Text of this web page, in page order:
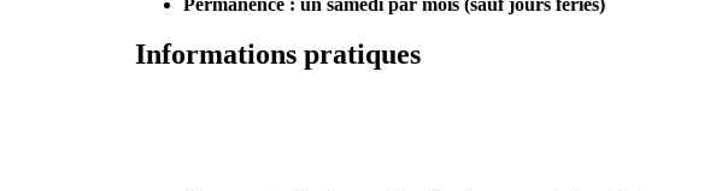
Informations pratiques